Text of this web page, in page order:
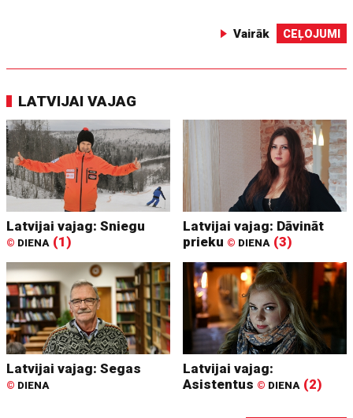
Vairāk CEĻOJUMI
LATVIJAI VAJAG
Latvijai vajag: Sniegu
© DIENA (1)
Latvijai vajag: Dāvināt
prieku © DIENA (3)
Latvijai vajag: Segas
© DIENA
Latvijai vajag:
Asistentus © DIENA (2)